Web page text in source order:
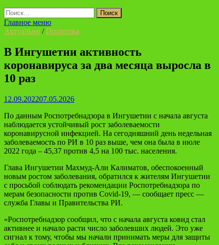
Найти:
Главное меню
Актуально /Политика
В Ингушетии активность
коронавируса за два месяца выросла в
10 раз
12.09.202207.05.2026
По данным Роспотребнадзора в Ингушетии с начала августа
наблюдается устойчивый рост заболеваемости
коронавирусной инфекцией. На сегодняшний день недельная
заболеваемость по РИ в 10 раз выше, чем она была в июле
2022 года – 45,37 против 4,5 на 100 тыс. населения.
Глава Ингушетии Махмуд-Али Калиматов, обеспокоенный
новым ростом заболевания, обратился к жителям Ингушетии
с просьбой соблюдать рекомендации Роспотребнадзора по
мерам безопасности против Covid-19, — сообщает пресс —
служба Главы и Правительства РИ.
«Роспотребнадзор сообщил, что с начала августа ковид стал
активнее и начало расти число заболевших людей. Это уже
сигнал к тому, чтобы мы начали принимать меры для защиты